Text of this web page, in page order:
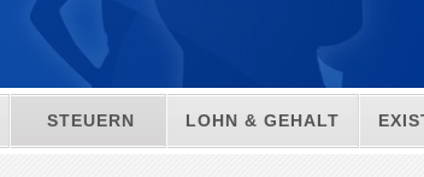
STEUERN LOHN & GEHALT